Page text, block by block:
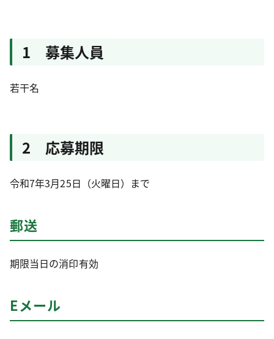
1 募集人員
若干名
2 応募期限
令和7年3月25日（火曜日）まで
郵送
期限当日の消印有効
Eメール